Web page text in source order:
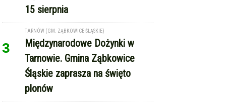
15 sierpnia
3
TARNÓW (GM. ZĄBKOWICE ŚLĄSKIE)
Międzynarodowe Dożynki w
Tarnowie. Gmina Ząbkowice
Śląskie zaprasza na święto
plonów